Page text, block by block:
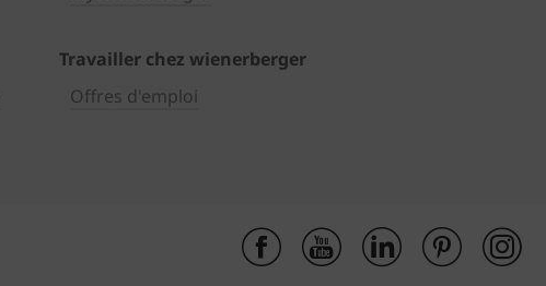
Travailler chez wienerberger
Offres d'emploi